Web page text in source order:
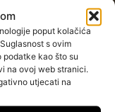
poput kolačića
s ovim
podatke kao što su
na ovoj web stranici.
utjecati na